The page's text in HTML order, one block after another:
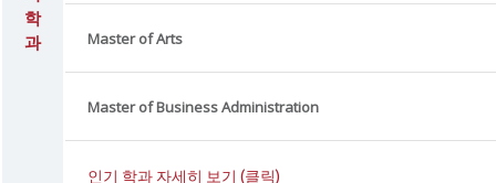
학
과
Master of Arts
Master of Business Administration
인기 학과 자세히 보기 (클릭)